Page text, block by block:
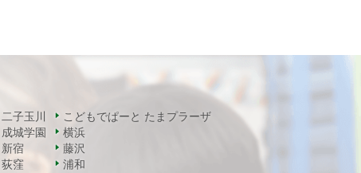
二子玉川
成城学園
新宿
荻窪
こどもでぱーと たまプラーザ
横浜
藤沢
浦和